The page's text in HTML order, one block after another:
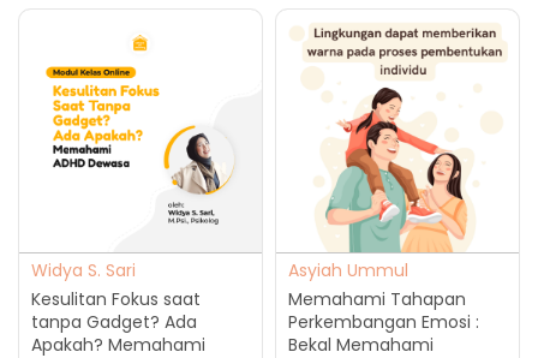
Widya S. Sari
Kesulitan Fokus saat
tanpa Gadget? Ada
Apakah? Memahami
Asyiah Ummul
Muttaqinah
Memahami Tahapan
Perkembangan Emosi :
Bekal Memahami